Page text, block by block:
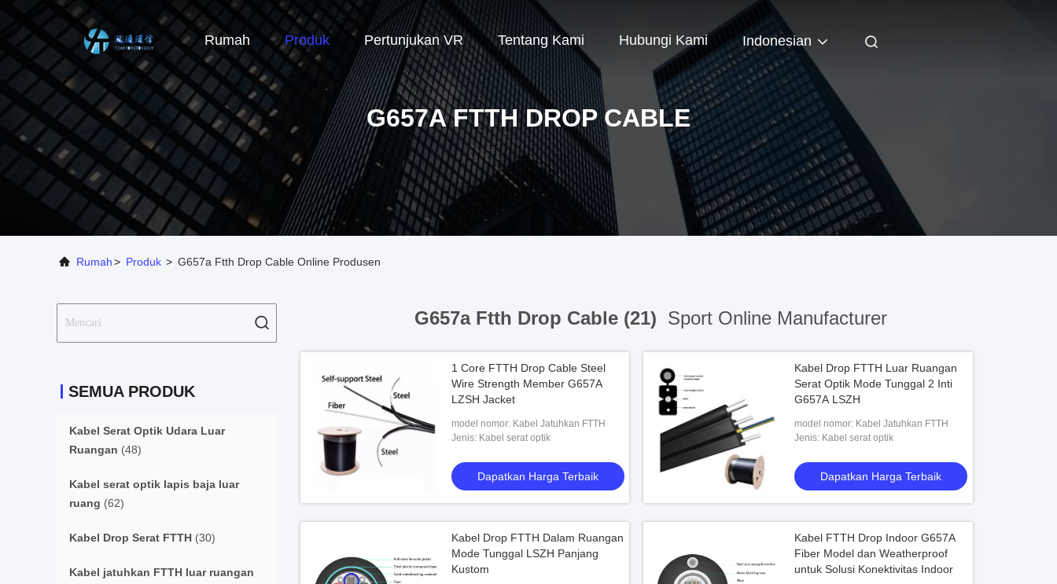
Rumah Produk Pertunjukan VR Tentang Kami Hubungi Kami Indonesian
G657A FTTH DROP CABLE
Rumah> Produk > G657a Ftth Drop Cable Online Produsen
SEMUA PRODUK
Kabel Serat Optik Udara Luar
Ruangan (48)
Kabel serat optik lapis baja luar
ruang (62)
Kabel Drop Serat FTTH (30)
Kabel jatuhkan FTTH luar ruangan
G657a Ftth Drop Cable (21) Sport Online Manufacturer
1 Core FTTH Drop Cable Steel
Wire Strength Member G657A
LZSH Jacket
model nomor: Kabel Jatuhkan FTTH
Jenis: Kabel serat optik
Dapatkan Harga Terbaik
Kabel Drop FTTH Luar Ruangan
Serat Optik Mode Tunggal 2 Inti
G657A LSZH
model nomor: Kabel Jatuhkan FTTH
Jenis: Kabel serat optik
Dapatkan Harga Terbaik
Kabel Drop FTTH Dalam Ruangan
Mode Tunggal LSZH Panjang
Kustom
Kabel FTTH Drop Indoor G657A
Fiber Model dan Weatherproof
untuk Solusi Konektivitas Indoor